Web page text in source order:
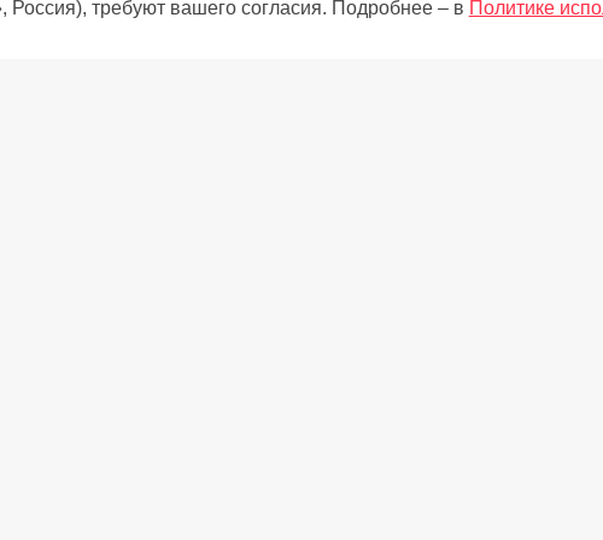
требуют вашего согласия. Подробнее – в Политике